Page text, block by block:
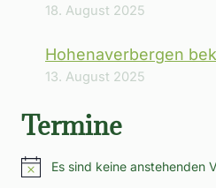
18. August 2025
Hohenaverbergen
13. August 2025
Termine
HinweisEs sind keine anstehenden